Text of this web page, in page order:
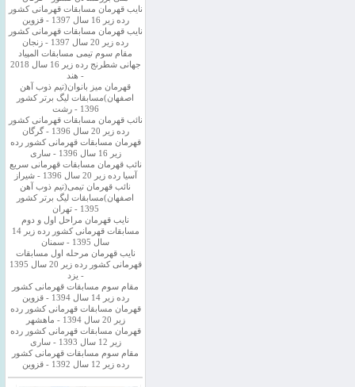
نایب قهرمان مسابقات قهرمانی کشور
رده زیر 16 سال 1397 - قزوین
نایب قهرمان مسابقات قهرمانی کشور
رده زیر 20 سال 1397 - زنجان
مقام سوم تیمی مسابقات المپیاد
جهانی شطرنج رده زیر 16 سال 2018
- هند
قهرمان میز بانوان(تیم ذوب آهن
اصفهان)مسابقات لیگ برتر کشور
1396 - رشت
نائب قهرمان مسابقات قهرمانی کشور
رده زیر 20 سال 1396 - گرگان
قهرمان مسابقات قهرمانی کشور رده
زیر 16 سال 1396 - ساری
نائب قهرمان مسابقات قهرمانی سریع
آسیا رده زیر 20 سال 1396 - شیراز
نائب قهرمان تیمی(تیم ذوب آهن
اصفهان)مسابقات لیگ برتر کشور
1395 - تهران
نایب قهرمان مراحل اول و دوم
مسابقات قهرمانی کشور رده زیر 14
سال 1395 - سمنان
نایب قهرمان مرحله اول مسابقات
قهرمانی کشور رده زیر 20 سال 1395
- یزد
مقام سوم مسابقات قهرمانی کشور
رده زیر 14 سال 1394 - قزوین
قهرمان مسابقات قهرمانی کشور رده
زیر 20 سال 1394 - ماهشهر
قهرمان مسابقات قهرمانی کشور رده
زیر 12 سال 1393 - ساری
مقام سوم مسابقات قهرمانی کشور
رده زیر 12 سال 1392 - قزوین